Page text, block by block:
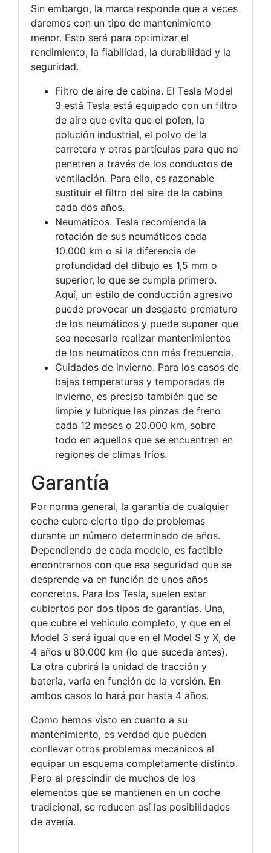
Sin embargo, la marca responde que a veces
daremos con un tipo de mantenimiento
menor. Esto será para optimizar el
rendimiento, la fiabilidad, la durabilidad y la
seguridad.
Filtro de aire de cabina. El Tesla Model
3 está Tesla está equipado con un filtro
de aire que evita que el polen, la
polución industrial, el polvo de la
carretera y otras partículas para que no
penetren a través de los conductos de
ventilación. Para ello, es razonable
sustituir el filtro del aire de la cabina
cada dos años.
Neumáticos. Tesla recomienda la
rotación de sus neumáticos cada
10.000 km o si la diferencia de
profundidad del dibujo es 1,5 mm o
superior, lo que se cumpla primero.
Aquí, un estilo de conducción agresivo
puede provocar un desgaste prematuro
de los neumáticos y puede suponer que
sea necesario realizar mantenimientos
de los neumáticos con más frecuencia.
Cuidados de invierno. Para los casos de
bajas temperaturas y temporadas de
invierno, es preciso también que se
limpie y lubrique las pinzas de freno
cada 12 meses o 20.000 km, sobre
todo en aquellos que se encuentren en
regiones de climas fríos.
Garantía
Por norma general, la garantía de cualquier
coche cubre cierto tipo de problemas
durante un número determinado de años.
Dependiendo de cada modelo, es factible
encontrarnos con que esa seguridad que se
desprende va en función de unos años
concretos. Para los Tesla, suelen estar
cubiertos por dos tipos de garantías. Una,
que cubre el vehículo completo, y que en el
Model 3 será igual que en el Model S y X, de
4 años u 80.000 km (lo que suceda antes).
La otra cubrirá la unidad de tracción y
batería, varía en función de la versión. En
ambos casos lo hará por hasta 4 años.
Como hemos visto en cuanto a su
mantenimiento, es verdad que pueden
conllevar otros problemas mecánicos al
equipar un esquema completamente distinto.
Pero al prescindir de muchos de los
elementos que se mantienen en un coche
tradicional, se reducen así las posibilidades
de avería.